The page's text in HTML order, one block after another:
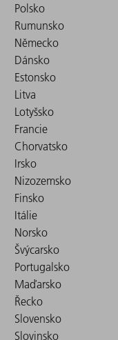
Polsko
Rumunsko
Německo
Dánsko
Estonsko
Litva
Lotyšsko
Francie
Chorvatsko
Irsko
Nizozemsko
Finsko
Itálie
Norsko
Švýcarsko
Portugalsko
Maďarsko
Řecko
Slovensko
Slovinsko